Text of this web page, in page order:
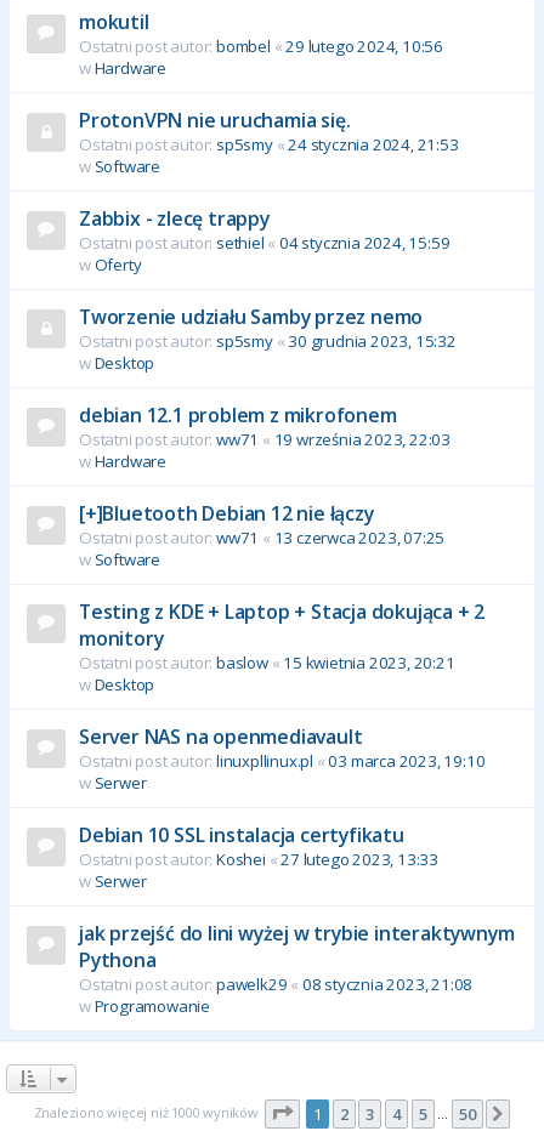
mokutil
Ostatni post autor: bombel «29 lutego 2024, 10:56
wHardware
ProtonVPN nie uruchamia się.
Ostatni post autor: sp5smy«24 stycznia 2024, 21:53
w Software
Zabbix - zlecę trappy
Ostatni post autor: sethiel «04 stycznia 2024, 15:59
wOferty
Tworzenie udziału Samby przez nemo
Ostatni post autor: sp5smy« 30 grudnia 2023, 15:32
wDesktop
debian 12.1 problem z mikrofonem
Ostatni post autor: ww71 « 19 września 2023, 22:03
wHardware
[+]Bluetooth Debian 12 nie łączy
Ostatni post autor: ww71 « 13 czerwca 2023, 07:25
w Software
Testing z KDE + Laptop + Stacja dokująca + 2
monitory
Ostatni post autor: baslow« 15 kwietnia 2023, 20:21
wDesktop
Server NAS na openmediavault
Ostatni post autor: linuxpllinux.pl «03 marca 2023, 19:10
w Serwer
Debian 10 SSL instalacja certyfikatu
Ostatni post autor: Koshei «27 lutego 2023, 13:33
w Serwer
jak przejść do lini wyżej w trybie interaktywnym
Pythona
Ostatni post autor: pawelk29 « 08 stycznia 2023, 21:08
wProgramowanie
Znaleziono więcej niż 1000 wyników Strona z50
1 2 3 4 5 … 50